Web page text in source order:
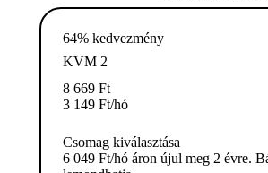
64% kedvezmény
KVM 2
8 669 Ft
3 149 Ft/hó
Csomag kiválasztása
6 049 Ft/hó áron újul meg 2 évre.